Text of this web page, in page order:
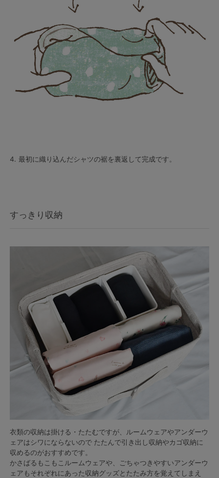
4. 最初に織り込んだシャツの裾を裏返して完成です。
すっきり収納
衣類の収納は掛ける・たたむですが、ルームウェアやアンダーウ
ェアはシワにならないので たたんで引き出し収納やカゴ収納に
収めるのがおすすめです。
かさばるもこもこルームウェアや、ごちゃつきやすいアンダーウ
ェアもそれぞれにあった収納グッズとたたみ方を覚えてしまえ